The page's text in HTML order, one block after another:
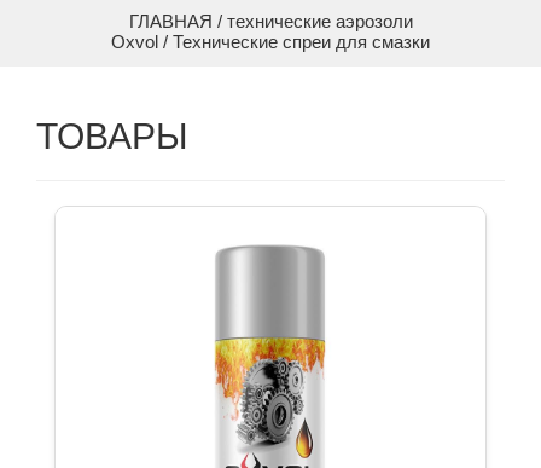
ГЛАВНАЯ / технические аэрозоли
Oxvol / Технические спреи для смазки
ТОВАРЫ